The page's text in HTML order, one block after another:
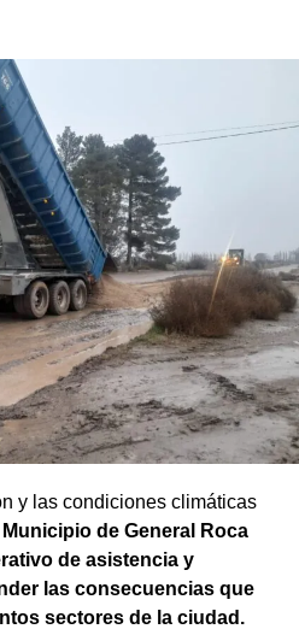
y las condiciones climáticas
de General Roca
de asistencia y
las consecuencias que
sectores de la ciudad.